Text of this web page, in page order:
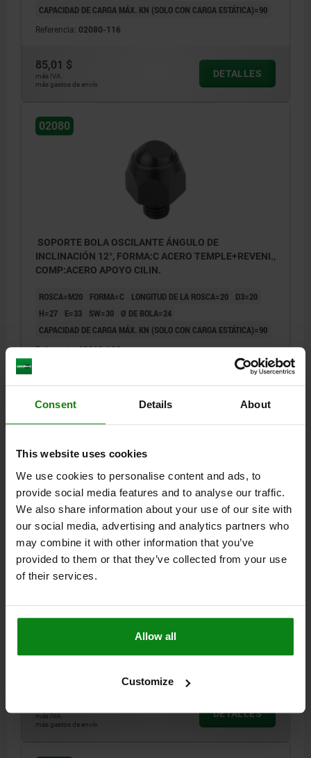
Consent Details About
This website uses cookies
We use cookies to personalise content and ads, to
provide social media features and to analyse our traffic.
We also share information about your use of our site with
our social media, advertising and analytics partners who
may combine it with other information that you’ve
provided to them or that they’ve collected from your use
of their services.
Allow all
Customize
CAPACIDAD DE CARGA MÁX. KN (SOLO CON CARGA ESTÁTICA)=90
Referencia: 02080-116
85,01 $
más IVA.
más gastos de envío
DETALLES
02080
SOPORTE BOLA OSCILANTE ÁNGULO DE
INCLINACIÓN 12°, FORMA:C ACERO TEMPLE+REVENI.,
COMP:ACERO APOYO CILIN.
ROSCA=M20 FORMA=C LONGITUD DE LA ROSCA=20
D3=20
H=27
E=33 SW=30
Ø DE BOLA=24
CAPACIDAD DE CARGA MÁX. KN (SOLO CON CARGA ESTÁTICA)=90
Referencia:02080-120
110,76 $
más gastos de envío
SOPORTE BOLA OSCILANTE ÁNGULO DE
INCLINACIÓN 12°, FORMA:F ACERO TEMPLE+REVENI.,
ROSCA=M6 FORMA=F LONGITUD DE LA ROSCA=7 D3=6,7
Ø DE BOLA=10
más IVA.
más gastos de envío
DETALLES